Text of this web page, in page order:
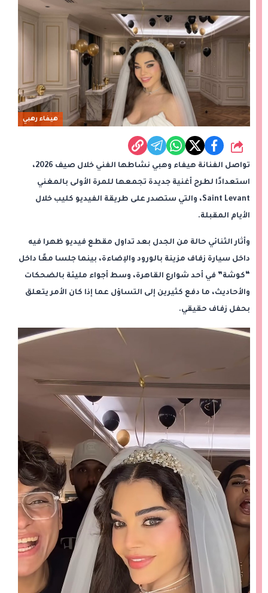
هيفاء رهبي
شارك
تواصل الفنانة هيفاء وهبي نشاطها الفني خلال صيف 2026،
استعدادًا لطرح أغنية جديدة تجمعها للمرة الأولى بالمغني
Saint Levant، والتي ستصدر على طريقة الفيديو كليب خلال
الأيام المقبلة.
وأثار الثنائي حالة من الجدل بعد تداول مقطع فيديو ظهرا فيه
داخل سيارة زفاف مزينة بالورود والإضاءة، بينما جلسا معًا داخل
“كوشة” في أحد شوارع القاهرة، وسط أجواء مليئة بالضحكات
والأحاديث، ما دفع كثيرين إلى التساؤل عما إذا كان الأمر يتعلق
بحفل زفاف حقيقي.